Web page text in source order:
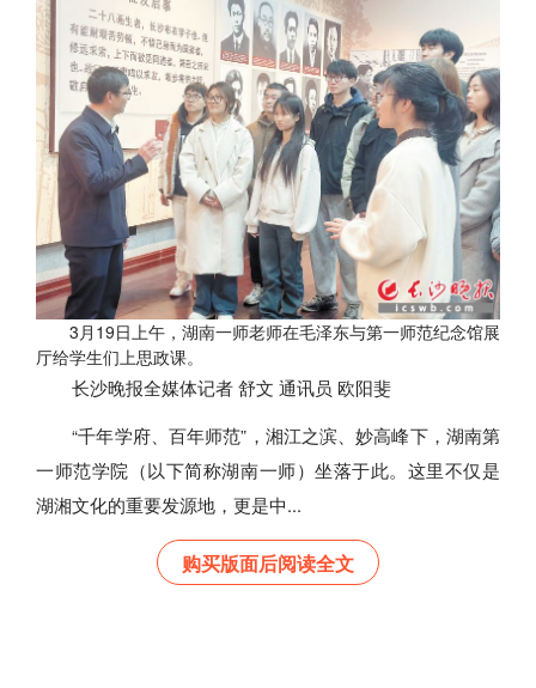
3月19日上午，湖南一师老师在毛泽东与第一师范纪念馆展
厅给学生们上思政课。
长沙晚报全媒体记者 舒文 通讯员 欧阳斐
“千年学府、百年师范”，湘江之滨、妙高峰下，湖南第
一师范学院（以下简称湖南一师）坐落于此。这里不仅是
湖湘文化的重要发源地，更是中...
购买版面后阅读全文